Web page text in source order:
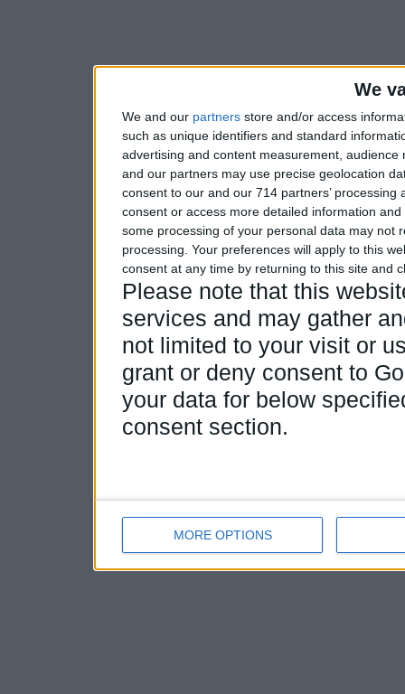
We
We and our partners store and/or access
such as unique identifiers and standard
advertising and content measurement,
and our partners may use precise geolocation
consent to our and our 714 partners’
consent or access more detailed information
some processing of your personal data may not
processing. Your preferences will apply to this
consent at any time by returning to this site and
Please note that this
services and may gather
not limited to your visit or
grant or deny consent to
your data for below
consent section.
MORE OPTIONS